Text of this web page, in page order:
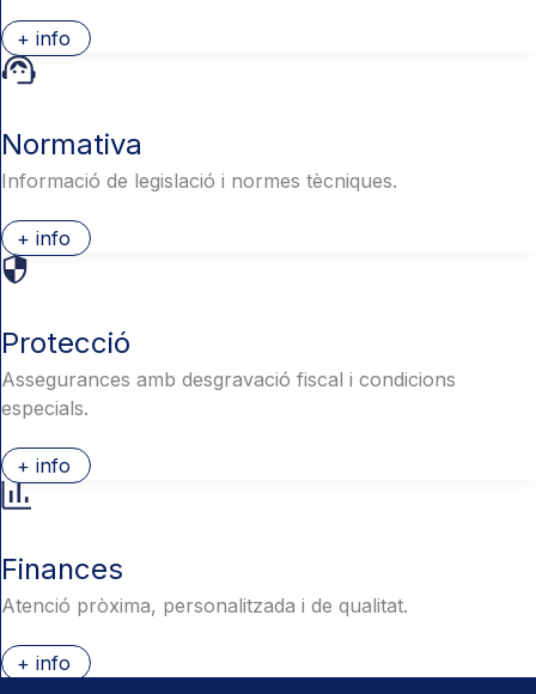
+ info
Normativa
Informació de legislació i normes tècniques.
+ info
Protecció
Assegurances amb desgravació fiscal i condicions
especials.
+ info
Finances
Atenció pròxima, personalitzada i de qualitat.
+ info